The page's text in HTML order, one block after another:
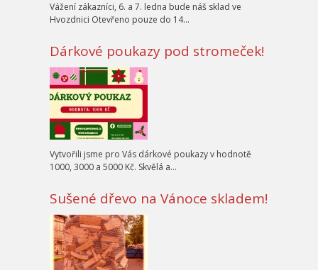
Vážení zákazníci, 6. a 7. ledna bude náš sklad ve
Hvozdnici Otevřeno pouze do 14…
Dárkové poukazy pod stromeček!
Vytvořili jsme pro Vás dárkové poukazy v hodnotě
1000, 3000 a 5000 Kč. Skvělá a…
Sušené dřevo na Vánoce skladem!